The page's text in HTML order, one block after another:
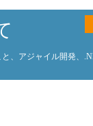
、アジャイル開発、